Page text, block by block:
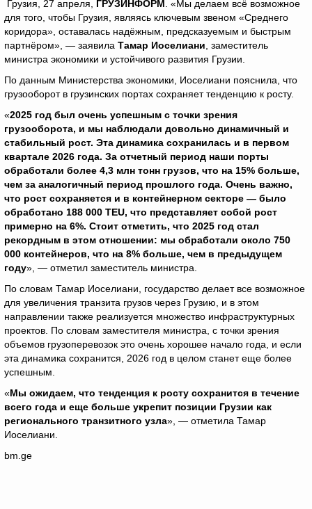
Грузия, 27 апреля, ГРУЗИНФОРМ . «Мы делаем всё возможное
для того, чтобы Грузия, являясь ключевым звеном «Среднего
коридора», оставалась надёжным, предсказуемым и быстрым
партнёром», — заявила Тамар Иоселиани , заместитель
министра экономики и устойчивого развития Грузии.
По данным Министерства экономики, Иоселиани пояснила, что
грузооборот в грузинских портах сохраняет тенденцию к росту.
«2025 год был очень успешным с точки зрения
грузооборота, и мы наблюдали довольно динамичный и
стабильный рост. Эта динамика сохранилась и в первом
квартале 2026 года. За отчетный период наши порты
обработали более 4,3 млн тонн грузов, что на 15% больше,
чем за аналогичный период прошлого года. Очень важно,
что рост сохраняется и в контейнерном секторе — было
обработано 188 000 TEU, что представляет собой рост
примерно на 6%. Стоит отметить, что 2025 год стал
рекордным в этом отношении: мы обработали около 750
000 контейнеров, что на 8% больше, чем в предыдущем
году», — отметил заместитель министра.
По словам Тамар Иоселиани, государство делает все возможное
для увеличения транзита грузов через Грузию, и в этом
направлении также реализуется множество инфраструктурных
проектов. По словам заместителя министра, с точки зрения
объемов грузоперевозок это очень хорошее начало года, и если
эта динамика сохранится, 2026 год в целом станет еще более
успешным.
«Мы ожидаем, что тенденция к росту сохранится в течение
всего года и еще больше укрепит позиции Грузии как
регионального транзитного узла», — отметила Тамар
Иоселиани.
bm.ge